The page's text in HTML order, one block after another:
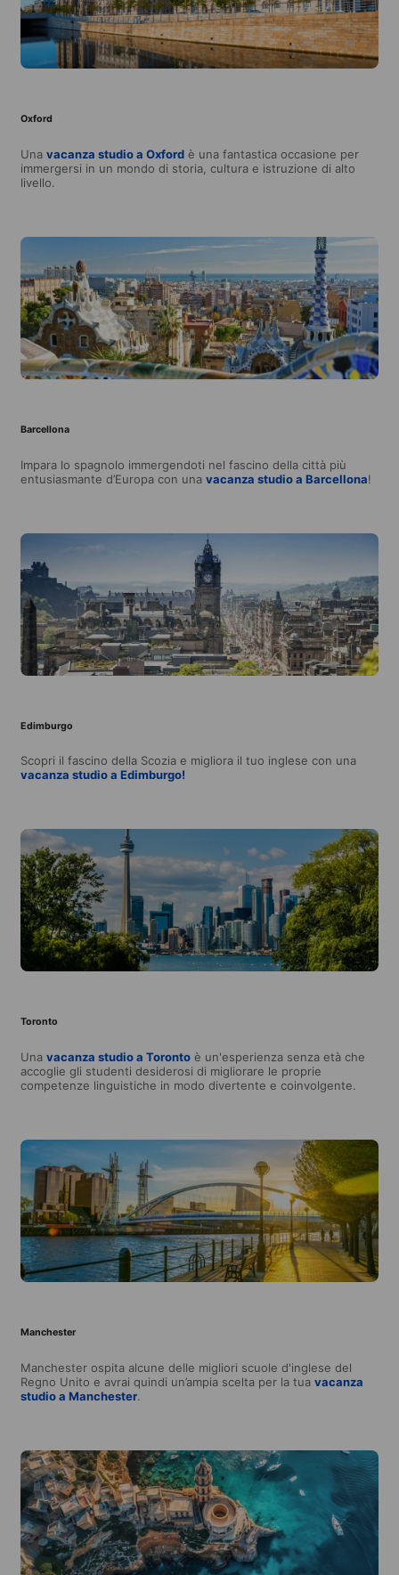
Oxford
Una vacanza studio a Oxford è una fantastica occasione per
immergersi in un mondo di storia, cultura e istruzione di alto
livello.
Barcellona
Impara lo spagnolo immergendoti nel fascino della città più
entusiasmante d’Europa con una vacanza studio a Barcellona!
Edimburgo
Scopri il fascino della Scozia e migliora il tuo inglese con una
vacanza studio a Edimburgo!
Toronto
Una vacanza studio a Toronto è un'esperienza senza età che
accoglie gli studenti desiderosi di migliorare le proprie
competenze linguistiche in modo divertente e coinvolgente.
Manchester
Manchester ospita alcune delle migliori scuole d'inglese del
Regno Unito e avrai quindi un’ampia scelta per la tua vacanza
studio a Manchester.